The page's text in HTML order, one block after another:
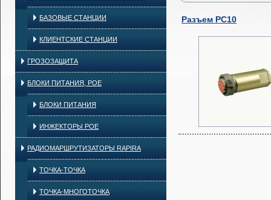
БАЗОВЫЕ СТАНЦИИ
КЛИЕНТСКИЕ СТАНЦИИ
ГРОЗОЗАЩИТА
БЛОКИ ПИТАНИЯ, POE
БЛОКИ ПИТАНИЯ
ИНЖЕКТОРЫ POE
РАДИОМАРШРУТИЗАТОРЫ RAPIRA
ТОЧКА-ТОЧКА
ТОЧКА-МНОГОТОЧКА
Разъем РС10